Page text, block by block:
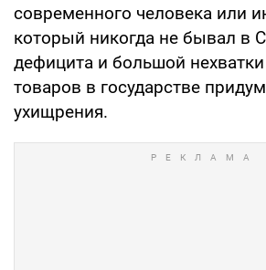
современного человека или
который никогда не бывал в
дефицита и большой
товаров в государстве
ухищрения.